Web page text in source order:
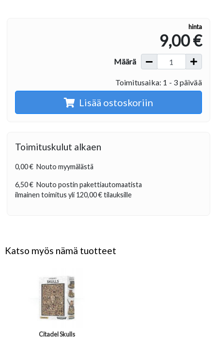
hinta
9,00 €
Määrä
Toimitusaika: 1 - 3 päivää
Lisää ostoskoriin
Toimituskulut alkaen
0,00 € Nouto myymälästä
6,50 € Nouto postin pakettiautomaatista
ilmainen toimitus yli 120,00 €tilauksille
Katso myös nämä tuotteet
Citadel Skulls